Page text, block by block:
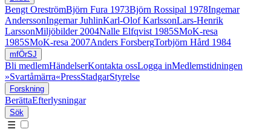
Bengt OreströmBjörn Fura 1973Björn Rossipal 1978Ingemar
AnderssonIngemar JuhlinKarl-Olof KarlssonLars-Henrik
LarssonMiljöbilder 2004Nalle Elfqvist 1985SMoK-resa
1985SMoK-resa 2007Anders ForsbergTorbjörn Hård 1984
mfÖrSJ
Bli medlemHändelserKontakta ossLogga inMedlemstidningen
»Svartåmärra«PressStadgarStyrelse
Forskning
BerättaEfterlysningar
Sök
☰